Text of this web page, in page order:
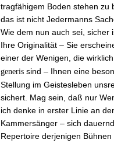
tragfähigem Boden stehen zu
das ist nicht Jedermanns
Wie dem nun auch sei, sicher
Ihre Originalität ‒ Sie
einer der Wenigen, die
generis sind ‒ Ihnen eine
Stellung im Geistesleben
sichert. Mag sein, daß nur
ich denke in erster Linie an
Kammersänger ‒ sich
Repertoire derjenigen Bühnen